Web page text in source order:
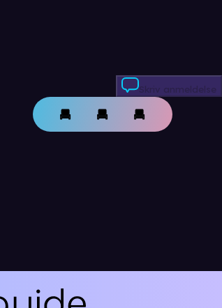
Skriv anmeldelse